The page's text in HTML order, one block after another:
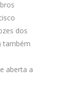
dos
também
aberta a